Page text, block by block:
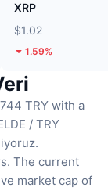
XRP
$1.02
1.59%
TRY with a
/ TRY
The current
market cap of